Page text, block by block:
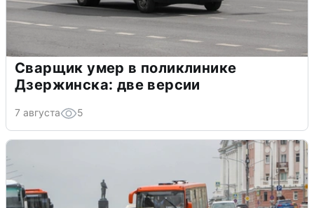
Сварщик умер в поликлинике
Дзержинска: две версии
7 августа 5